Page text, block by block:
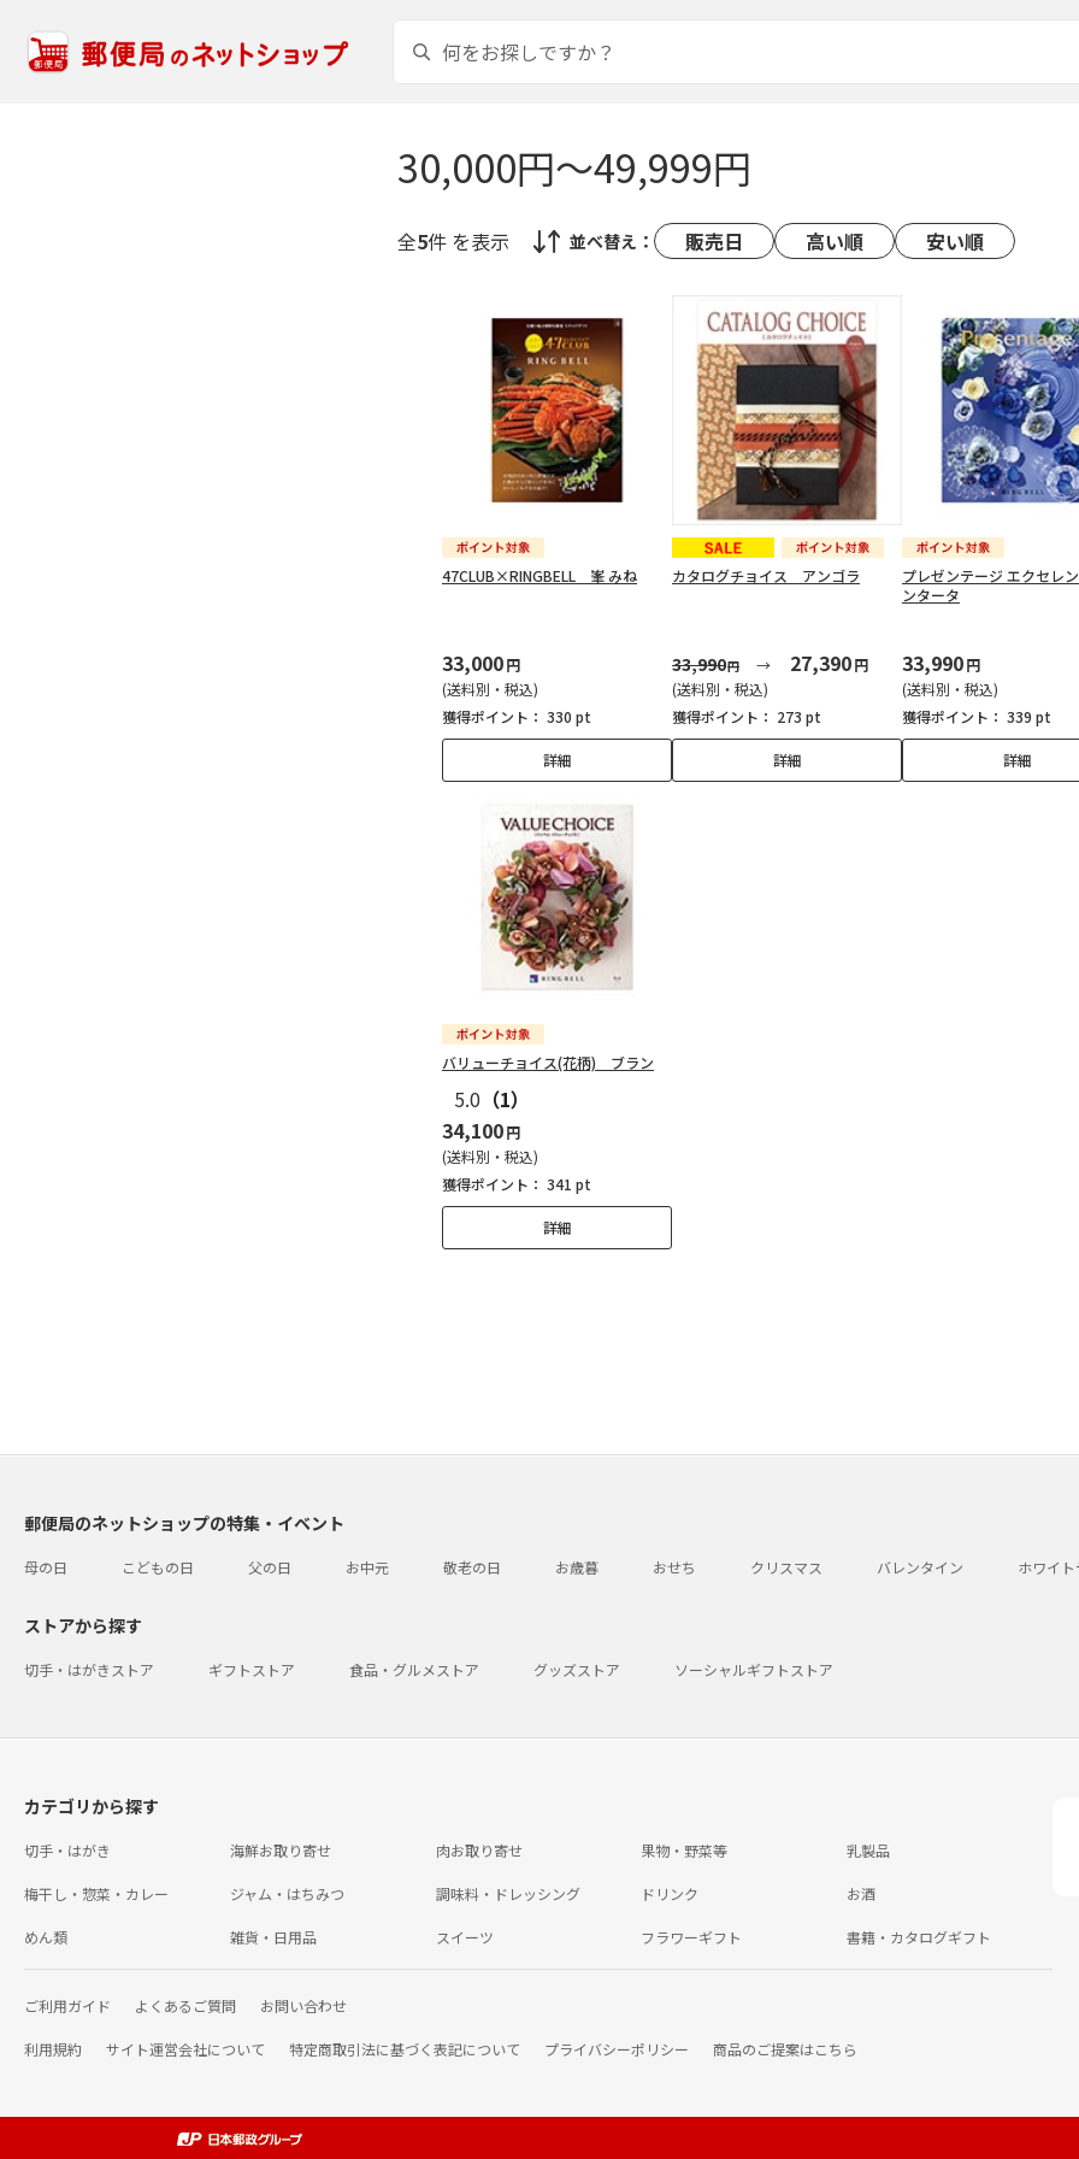
30,000円～49,999円
全5件 を表示 並べ替え： 販売日 高い順 安い順
47CLUB×RINGBELL 峯 みね
33,000円
(送料別・税込)
獲得ポイント： 330 pt
詳細
カタログチョイス アンゴラ
33,990円 27,390円
(送料別・税込)
獲得ポイント： 273 pt
詳細
プレゼンテージ エクセレ
ンタータ
33,990円
(送料別・税込)
獲得ポイント： 339 pt
詳細
バリューチョイス(花柄) ブラン
5.0 （1）
34,100円
(送料別・税込)
獲得ポイント： 341 pt
詳細
郵便局のネットショップの特集・イベント
母の日 こどもの日 父の日 お中元 敬老の日 お歳暮 おせち クリスマス バレンタイン ホワイ
ストアから探す
切手・はがきストア ギフトストア 食品・グルメストア グッズストア ソーシャルギフトストア
カテゴリから探す
切手・はがき 海鮮お取り寄せ 肉お取り寄せ 果物・野菜等 乳製品
梅干し・惣菜・カレー ジャム・はちみつ 調味料・ドレッシング ドリンク お酒
めん類 雑貨・日用品 スイーツ フラワーギフト 書籍・カタログギフト
ご利用ガイド よくあるご質問 お問い合わせ
利用規約 サイト運営会社について 特定商取引法に基づく表記について プライバシーポリシー 商品のご提案はこちら